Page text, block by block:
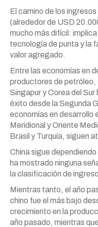
El camino de los
(alrededor de USD
mucho más difícil:
tecnología de punta y la
valor agregado.
Entre las economías en
productores de petróleo,
Singapur y Corea del
éxito desde la Segunda
economías en desarrollo
Meridional y Oriente
Brasil y Turquía, siguen
China sigue
ha mostrado ninguna
la clasificación de
Mientras tanto, el año
chino fue el más bajo
crecimiento en la
año pasado, mientras